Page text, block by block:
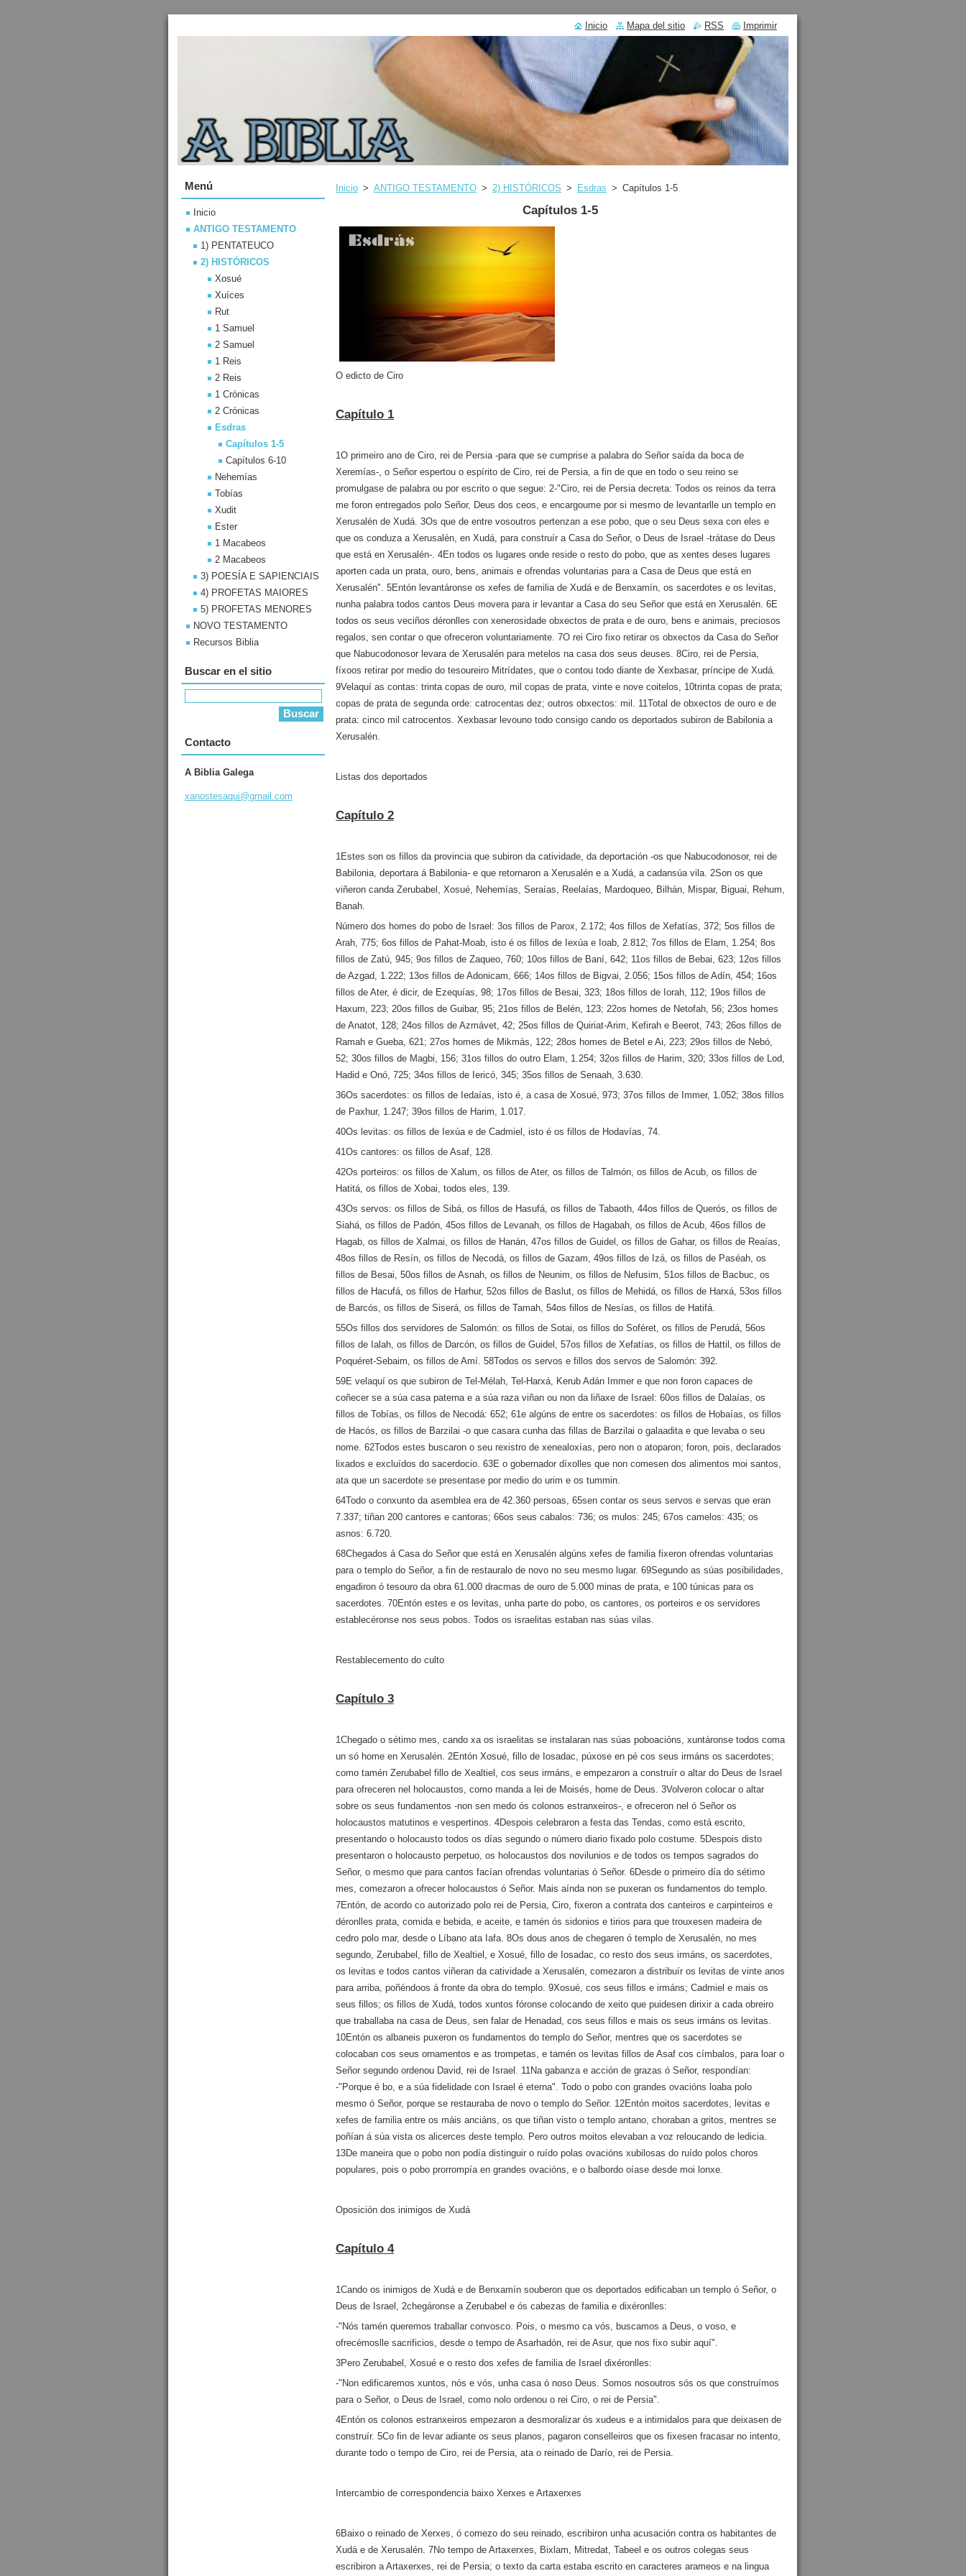
Inicio > ANTIGO TESTAMENTO > 2) HISTÓRICOS > Esdras > Capítulos 1-5
Capítulos 1-5
O edicto de Ciro
Capítulo 1
1O primeiro ano de Ciro, rei de Persia ‑para que se cumprise a palabra do Señor saída da boca de
Xeremías‑, o Señor espertou o espírito de Ciro, rei de Persia, a fin de que en todo o seu reino se
promulgase de palabra ou por escrito o que segue: 2‑"Ciro, rei de Persia decreta: Todos os reinos da terra
me foron entregados polo Señor, Deus dos ceos, e encargoume por si mesmo de levantarlle un templo en
Xerusalén de Xudá. 3Os que de entre vosoutros pertenzan a ese pobo, que o seu Deus sexa con eles e
que os conduza a Xerusalén, en Xudá, para construír a Casa do Señor, o Deus de Israel ‑trátase do Deus
que está en Xerusalén‑. 4En todos os lugares onde reside o resto do pobo, que as xentes deses lugares
aporten cada un prata, ouro, bens, animais e ofrendas voluntarias para a Casa de Deus que está en
Xerusalén". 5Entón levantáronse os xefes de familia de Xudá e de Benxamín, os sacerdotes e os levitas,
nunha palabra todos cantos Deus movera para ir levantar a Casa do seu Señor que está en Xerusalén. 6E
todos os seus veciños déronlles con xenerosidade obxectos de prata e de ouro, bens e animais, preciosos
regalos, sen contar o que ofreceron voluntariamente. 7O rei Ciro fixo retirar os obxectos da Casa do Señor
que Nabucodonosor levara de Xerusalén para metelos na casa dos seus deuses. 8Ciro, rei de Persia,
fíxoos retirar por medio do tesoureiro Mitrídates, que o contou todo diante de Xexbasar, príncipe de Xudá.
9Velaquí as contas: trinta copas de ouro, mil copas de prata, vinte e nove coitelos, 10trinta copas de prata;
copas de prata de segunda orde: catrocentas dez; outros obxectos: mil. 11Total de obxectos de ouro e de
prata: cinco mil catrocentos. Xexbasar levouno todo consigo cando os deportados subiron de Babilonia a
Xerusalén.
Listas dos deportados
Capítulo 2
1Estes son os fillos da provincia que subiron da catividade, da deportación ‑os que Nabucodonosor, rei de
Babilonia, deportara á Babilonia‑ e que retornaron a Xerusalén e a Xudá, a cadansúa vila. 2Son os que
viñeron canda Zerubabel, Xosué, Nehemías, Seraías, Reelaías, Mardoqueo, Bilhán, Mispar, Biguai, Rehum,
Banah.
Número dos homes do pobo de Israel: 3os fillos de Parox, 2.172; 4os fillos de Xefatías, 372; 5os fillos de
Arah, 775; 6os fillos de Pahat-Moab, isto é os fillos de Iexúa e Ioab, 2.812; 7os fillos de Elam, 1.254; 8os
fillos de Zatú, 945; 9os fillos de Zaqueo, 760; 10os fillos de Baní, 642; 11os fillos de Bebai, 623; 12os fillos
de Azgad, 1.222; 13os fillos de Adonicam, 666; 14os fillos de Bigvai, 2.056; 15os fillos de Adín, 454; 16os
fillos de Ater, é dicir, de Ezequías, 98; 17os fillos de Besai, 323; 18os fillos de Iorah, 112; 19os fillos de
Haxum, 223; 20os fillos de Guibar, 95; 21os fillos de Belén, 123; 22os homes de Netofah, 56; 23os homes
de Anatot, 128; 24os fillos de Azmávet, 42; 25os fillos de Quiriat-Arim, Kefirah e Beerot, 743; 26os fillos de
Ramah e Gueba, 621; 27os homes de Mikmás, 122; 28os homes de Betel e Ai, 223; 29os fillos de Nebó,
52; 30os fillos de Magbi, 156; 31os fillos do outro Elam, 1.254; 32os fillos de Harim, 320; 33os fillos de Lod,
Hadid e Onó, 725; 34os fillos de Iericó, 345; 35os fillos de Senaah, 3.630.
36Os sacerdotes: os fillos de Iedaías, isto é, a casa de Xosué, 973; 37os fillos de Immer, 1.052; 38os fillos
de Paxhur, 1.247; 39os fillos de Harim, 1.017.
40Os levitas: os fillos de Iexúa e de Cadmiel, isto é os fillos de Hodavías, 74.
41Os cantores: os fillos de Asaf, 128.
42Os porteiros: os fillos de Xalum, os fillos de Ater, os fillos de Talmón, os fillos de Acub, os fillos de
Hatitá, os fillos de Xobai, todos eles, 139.
43Os servos: os fillos de Sibá, os fillos de Hasufá, os fillos de Tabaoth, 44os fillos de Querós, os fillos de
Siahá, os fillos de Padón, 45os fillos de Levanah, os fillos de Hagabah, os fillos de Acub, 46os fillos de
Hagab, os fillos de Xalmai, os fillos de Hanán, 47os fillos de Guidel, os fillos de Gahar, os fillos de Reaías,
48os fillos de Resín, os fillos de Necodá, os fillos de Gazam, 49os fillos de Izá, os fillos de Paséah, os
fillos de Besai, 50os fillos de Asnah, os fillos de Neunim, os fillos de Nefusim, 51os fillos de Bacbuc, os
fillos de Hacufá, os fillos de Harhur, 52os fillos de Baslut, os fillos de Mehidá, os fillos de Harxá, 53os fillos
de Barcós, os fillos de Siserá, os fillos de Tamah, 54os fillos de Nesías, os fillos de Hatifá.
55Os fillos dos servidores de Salomón: os fillos de Sotai, os fillos do Soféret, os fillos de Perudá, 56os
fillos de Ialah, os fillos de Darcón, os fillos de Guidel, 57os fillos de Xefatías, os fillos de Hattil, os fillos de
Poquéret-Sebaim, os fillos de Amí. 58Todos os servos e fillos dos servos de Salomón: 392.
59E velaquí os que subiron de Tel-Mélah, Tel-Harxá, Kerub Adán Immer e que non foron capaces de
coñecer se a súa casa paterna e a súa raza viñan ou non da liñaxe de Israel: 60os fillos de Dalaías, os
fillos de Tobías, os fillos de Necodá: 652; 61e algúns de entre os sacerdotes: os fillos de Hobaías, os fillos
de Hacós, os fillos de Barzilai ‑o que casara cunha das fillas de Barzilai o galaadita e que levaba o seu
nome. 62Todos estes buscaron o seu rexistro de xenealoxías, pero non o atoparon; foron, pois, declarados
lixados e excluídos do sacerdocio. 63E o gobernador díxolles que non comesen dos alimentos moi santos,
ata que un sacerdote se presentase por medio do urim e os tummin.
64Todo o conxunto da asemblea era de 42.360 persoas, 65sen contar os seus servos e servas que eran
7.337; tiñan 200 cantores e cantoras; 66os seus cabalos: 736; os mulos: 245; 67os camelos: 435; os
asnos: 6.720.
68Chegados á Casa do Señor que está en Xerusalén algúns xefes de familia fixeron ofrendas voluntarias
para o templo do Señor, a fin de restauralo de novo no seu mesmo lugar. 69Segundo as súas posibilidades,
engadiron ó tesouro da obra 61.000 dracmas de ouro de 5.000 minas de prata, e 100 túnicas para os
sacerdotes. 70Entón estes e os levitas, unha parte do pobo, os cantores, os porteiros e os servidores
establecéronse nos seus pobos. Todos os israelitas estaban nas súas vilas.
Restablecemento do culto
Capítulo 3
1Chegado o sétimo mes, cando xa os israelitas se instalaran nas súas poboacións, xuntáronse todos coma
un só home en Xerusalén. 2Entón Xosué, fillo de Iosadac, púxose en pé cos seus irmáns os sacerdotes;
como tamén Zerubabel fillo de Xealtiel, cos seus irmáns, e empezaron a construír o altar do Deus de Israel
para ofreceren nel holocaustos, como manda a lei de Moisés, home de Deus. 3Volveron colocar o altar
sobre os seus fundamentos ‑non sen medo ós colonos estranxeiros‑, e ofreceron nel ó Señor os
holocaustos matutinos e vespertinos. 4Despois celebraron a festa das Tendas, como está escrito,
presentando o holocausto todos os días segundo o número diario fixado polo costume. 5Despois disto
presentaron o holocausto perpetuo, os holocaustos dos novilunios e de todos os tempos sagrados do
Señor, o mesmo que para cantos facían ofrendas voluntarias ó Señor. 6Desde o primeiro día do sétimo
mes, comezaron a ofrecer holocaustos ó Señor. Mais aínda non se puxeran os fundamentos do templo.
7Entón, de acordo co autorizado polo rei de Persia, Ciro, fixeron a contrata dos canteiros e carpinteiros e
déronlles prata, comida e bebida, e aceite, e tamén ós sidonios e tirios para que trouxesen madeira de
cedro polo mar, desde o Líbano ata Iafa. 8Os dous anos de chegaren ó templo de Xerusalén, no mes
segundo, Zerubabel, fillo de Xealtiel, e Xosué, fillo de Iosadac, co resto dos seus irmáns, os sacerdotes,
os levitas e todos cantos viñeran da catividade a Xerusalén, comezaron a distribuír os levitas de vinte anos
para arriba, poñéndoos á fronte da obra do templo. 9Xosué, cos seus fillos e irmáns; Cadmiel e mais os
seus fillos; os fillos de Xudá, todos xuntos fóronse colocando de xeito que puidesen dirixir a cada obreiro
que traballaba na casa de Deus, sen falar de Henadad, cos seus fillos e mais os seus irmáns os levitas.
10Entón os albaneis puxeron os fundamentos do templo do Señor, mentres que os sacerdotes se
colocaban cos seus ornamentos e as trompetas, e tamén os levitas fillos de Asaf cos címbalos, para loar o
Señor segundo ordenou David, rei de Israel. 11Na gabanza e acción de grazas ó Señor, respondían:
‑"Porque é bo, e a súa fidelidade con Israel é eterna". Todo o pobo con grandes ovacións loaba polo
mesmo ó Señor, porque se restauraba de novo o templo do Señor. 12Entón moitos sacerdotes, levitas e
xefes de familia entre os máis anciáns, os que tiñan visto o templo antano, choraban a gritos, mentres se
poñían á súa vista os alicerces deste templo. Pero outros moitos elevaban a voz reloucando de ledicia.
13De maneira que o pobo non podía distinguir o ruído polas ovacións xubilosas do ruído polos choros
populares, pois o pobo prorrompía en grandes ovacións, e o balbordo oíase desde moi lonxe.
Oposición dos inimigos de Xudá
Capítulo 4
1Cando os inimigos de Xudá e de Benxamín souberon que os deportados edificaban un templo ó Señor, o
Deus de Israel, 2chegáronse a Zerubabel e ós cabezas de familia e dixéronlles:
‑"Nós tamén queremos traballar convosco. Pois, o mesmo ca vós, buscamos a Deus, o voso, e
ofrecémoslle sacrificios, desde o tempo de Asarhadón, rei de Asur, que nos fixo subir aquí".
3Pero Zerubabel, Xosué e o resto dos xefes de familia de Israel dixéronlles:
‑"Non edificaremos xuntos, nós e vós, unha casa ó noso Deus. Somos nosoutros sós os que construímos
para o Señor, o Deus de Israel, como nolo ordenou o rei Ciro, o rei de Persia".
4Entón os colonos estranxeiros empezaron a desmoralizar ós xudeus e a intimidalos para que deixasen de
construír. 5Co fin de levar adiante os seus planos, pagaron conselleiros que os fixesen fracasar no intento,
durante todo o tempo de Ciro, rei de Persia, ata o reinado de Darío, rei de Persia.
Intercambio de correspondencia baixo Xerxes e Artaxerxes
6Baixo o reinado de Xerxes, ó comezo do seu reinado, escribiron unha acusación contra os habitantes de
Xudá e de Xerusalén. 7No tempo de Artaxerxes, Bixlam, Mitredat, Tabeel e os outros colegas seus
escribiron a Artaxerxes, rei de Persia; o texto da carta estaba escrito en caracteres arameos e na lingua
Menú
Inicio
ANTIGO TESTAMENTO
1) PENTATEUCO
2) HISTÓRICOS
Xosué
Xuíces
Rut
1 Samuel
2 Samuel
1 Reis
2 Reis
1 Crónicas
2 Crónicas
Esdras
Capítulos 1-5
Capítulos 6-10
Nehemías
Tobías
Xudit
Ester
1 Macabeos
2 Macabeos
3) POESÍA E SAPIENCIAIS
4) PROFETAS MAIORES
5) PROFETAS MENORES
NOVO TESTAMENTO
Recursos Biblia
Buscar en el sitio
Contacto
A Biblia Galega
xanostesaqui@gmail.com
Inicio Mapa del sitio RSS Imprimir